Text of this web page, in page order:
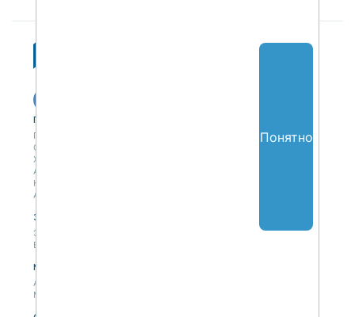
Публикации
Публикации
Обсуждения
Журнал
Антологии
Колонки
Авторы
Экспертная сеть
Экспертная сеть
Вакансии
Мероприятия
Анонсы мероприятий
Материалы мероприятий
Понятно